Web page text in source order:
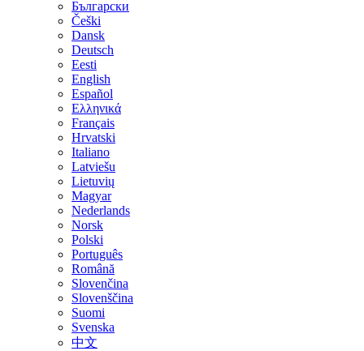
Български
Češki
Dansk
Deutsch
Eesti
English
Español
Ελληνικά
Français
Hrvatski
Italiano
Latviešu
Lietuvių
Magyar
Nederlands
Norsk
Polski
Português
Română
Slovenčina
Slovenščina
Suomi
Svenska
中文